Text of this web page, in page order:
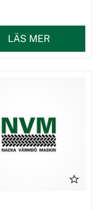
LÄS MER